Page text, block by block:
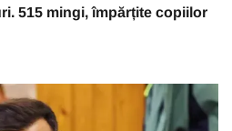
515 mingi, împărțite copiilor